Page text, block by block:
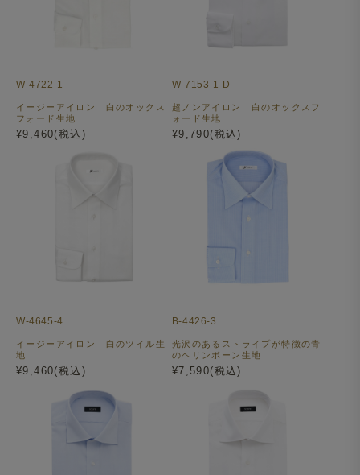
W-4722-1
イージーアイロン 白のオックス
フォード生地
¥9,460(税込)
W-7153-1-D
超ノンアイロン 白のオックスフ
ォード生地
¥9,790(税込)
W-4645-4
イージーアイロン 白のツイル生
地
¥9,460(税込)
B-4426-3
光沢のあるストライプが特徴の青
のヘリンボーン生地
¥7,590(税込)